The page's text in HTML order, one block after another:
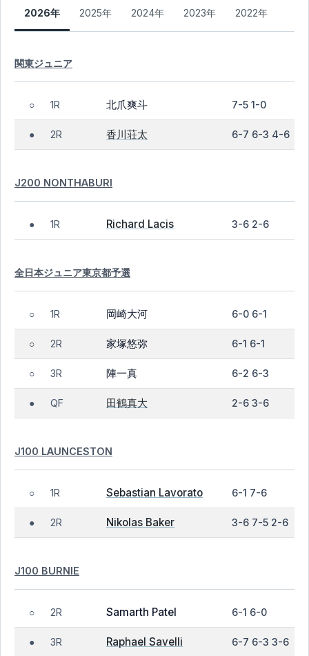
2026年 2025年 2024年 2023年 2022年
関東ジュニア
○ 1R 北爪爽斗 7-5 1-0
● 2R 香川荘太 6-7 6-3 4-6
J200 NONTHABURI
● 1R Richard Lacis 3-6 2-6
全日本ジュニア東京都予選
○ 1R 岡崎大河 6-0 6-1
○ 2R 家塚悠弥 6-1 6-1
○ 3R 陣一真 6-2 6-3
● QF 田鶴真大 2-6 3-6
J100 LAUNCESTON
○ 1R Sebastian Lavorato 6-1 7-6
● 2R Nikolas Baker 3-6 7-5 2-6
J100 BURNIE
○ 2R Samarth Patel 6-1 6-0
● 3R Raphael Savelli 6-7 6-3 3-6